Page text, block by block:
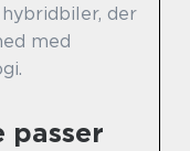
der
med
passer